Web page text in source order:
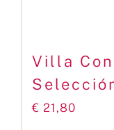
Villa
€ 21,80